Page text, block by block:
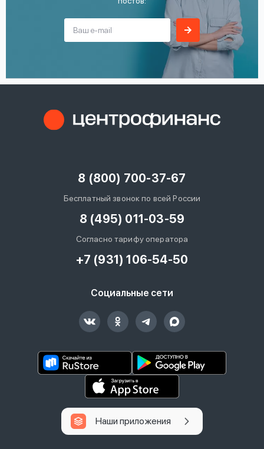
8 (800) 700-37-67
Бесплатный звонок по всей России
8 (495) 011-03-59
Согласно тарифу оператора
+7 (931) 106-54-50
Социальные сети
Наши приложения